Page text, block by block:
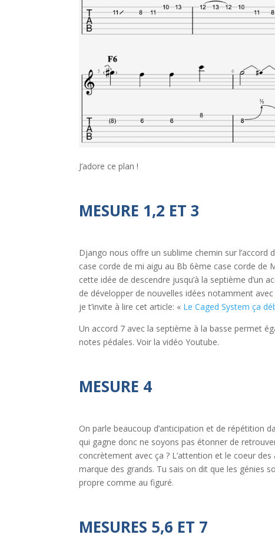
J’adore ce plan !
MESURE 1,2 ET 3
Django nous offre un sublime chemin sur
case corde de mi aigu au Bb 6ème case corde de
cette idée de descendre jusqu’à la septième d’un
de développer de nouvelles idées notamment
je t’invite à lire cet article: « Le Caged System ça
Un accord 7 avec la septième à la basse permet
notes pédales. Voir la vidéo Youtube.
MESURE 4
On parle beaucoup d’anticipation et de répétition
qui gagne donc ne soyons pas étonner de
concrètement avec ça ? L’attention et le coeur
marque des grands. Tu sais on dit que les génies
propre comme au figuré.
MESURES 5,6 ET 7